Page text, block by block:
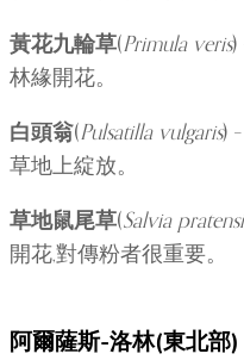
黃花九輪草(Primula veris)
林緣開花。
白頭翁(Pulsatilla vulgaris)
草地上綻放。
草地鼠尾草(Salvia
開花,對傳粉者很重要。
阿爾薩斯-洛林(東北部)